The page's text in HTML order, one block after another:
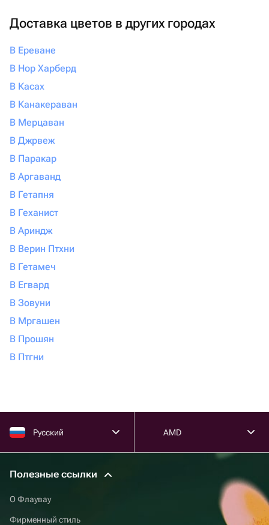
Доставка цветов в других городах
В Ереване
В Нор Харберд
В Касах
В Канакераван
В Мерцаван
В Джрвеж
В Паракар
В Аргаванд
В Гетапня
В Геханист
В Ариндж
В Верин Птхни
В Гетамеч
В Егвард
В Зовуни
В Мргашен
В Прошян
В Птгни
Русский AMD
Полезные ссылки
О Флаувау
Фирменный стиль